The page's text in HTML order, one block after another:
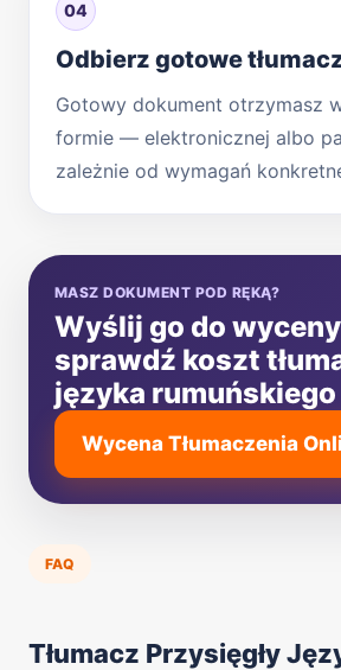
04
Odbierz gotowe
Gotowy dokument otrzymasz
formie — elektronicznej albo
zależnie od wymagań
MASZ DOKUMENT POD RĘKĄ?
Wyślij go do
sprawdź koszt
języka
Wycena Tłumaczenia
FAQ
Tłumacz Przysięgły